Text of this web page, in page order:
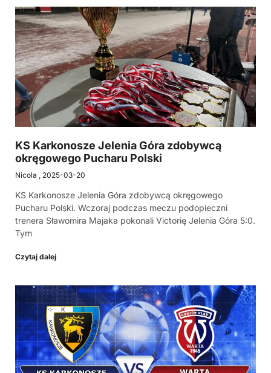
KS Karkonosze Jelenia Góra zdobywcą
okręgowego Pucharu Polski
Nicola 2025-03-20
KS Karkonosze Jelenia Góra zdobywcą okręgowego
Pucharu Polski. Wczoraj podczas meczu podopieczni
trenera Sławomira Majaka pokonali Victorię Jelenia Góra 5:0.
Tym
Czytaj dalej